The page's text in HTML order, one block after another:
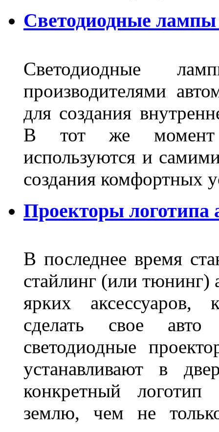
Светодиодные
Светодиодные
производителями
для создания
В тот же момент
используются и
создания комфортных
Проекторы логотипа
В последнее время
стайлинг (или тюнинг)
ярких аксессуаров,
сделать свое
светодиодные
устанавливают в
конкретный логотип
землю, чем не